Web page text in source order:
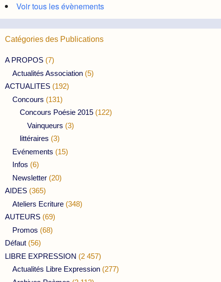
Voir tous les évènements
Catégories des Publications
A PROPOS (7)
Actualités Association (5)
ACTUALITES (192)
Concours (131)
Concours Poésie 2015 (122)
Vainqueurs (3)
littéraires (3)
Evénements (15)
Infos (6)
Newsletter (20)
AIDES (365)
Ateliers Ecriture (348)
AUTEURS (69)
Promos (68)
Défaut (56)
LIBRE EXPRESSION (2 457)
Actualités Libre Expression (277)